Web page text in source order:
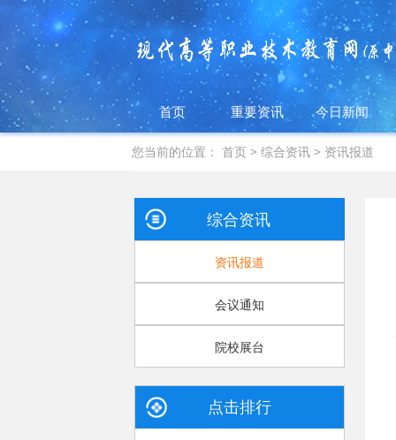
首页 重要资讯 今日新闻
您当前的位置：首页 >综合资讯 > 资讯报道
综合资讯
资讯报道
会议通知
院校展台
点击排行